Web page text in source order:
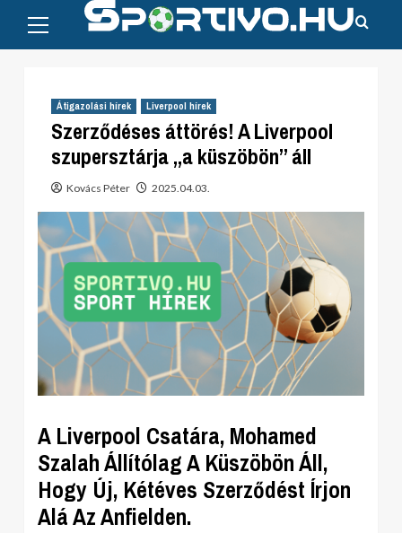
content
Menu
Átigazolási hírek Liverpool hírek
Szerződéses áttörés! A Liverpool
szupersztárja „a küszöbön” áll
Kovács Péter 2025.04.03.
A Liverpool Csatára, Mohamed
Szalah Állítólag A Küszöbön Áll,
Hogy Új, Kétéves Szerződést Írjon
Alá Az Anfielden.